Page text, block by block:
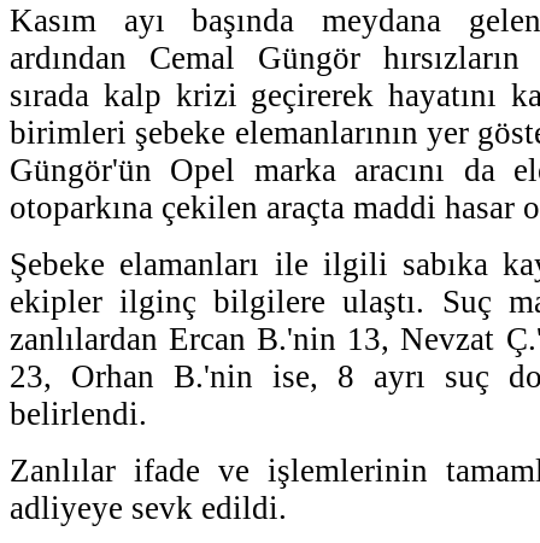
Kasım ayı başında meydana
ardından Cemal Güngör
sırada kalp krizi geçirerek hayatını
birimleri şebeke elemanlarının yer
Güngör'ün Opel marka aracını da
otoparkına çekilen araçta maddi hasar
Şebeke elamanları ile ilgili sabıka
ekipler ilginç bilgilere ulaştı. Suç
zanlılardan Ercan B.'nin 13, Nevzat
23, Orhan B.'nin ise, 8 ayrı suç
belirlendi.
Zanlılar ifade ve işlemlerinin
adliyeye sevk edildi.